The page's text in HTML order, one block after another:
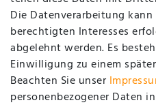
Die Datenverarbeitung
berechtigten Interesses
abgelehnt werden. Es
Einwilligung zu einem
Beachten Sie unser
personenbezogener Daten